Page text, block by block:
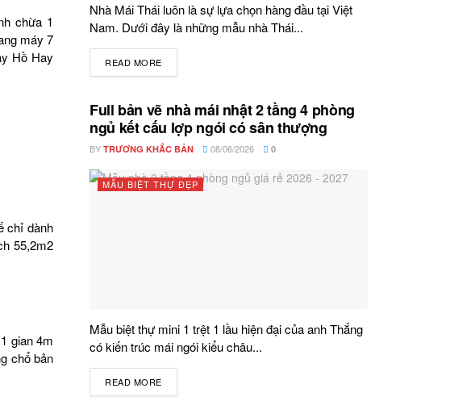
chừa 1
máy 7
Hồ Hay
chỉ dành
55,2m2
gian 4m
chổ bản
Nhà Mái Thái luôn là sự lựa chọn hàng đầu tại Việt
Nam. Dưới đây là những mẫu nhà Thái...
READ MORE
Full bản vẽ nhà mái nhật 2 tầng 4 phòng
ngủ kết cấu lợp ngói có sân thượng
BY TRƯƠNG KHẮC BẢN 08/06/2026 0
MẪU BIỆT THỰ ĐẸP
Mẫu biệt thự mini 1 trệt 1 lầu hiện đại của anh Thắng
có kiến trúc mái ngói kiểu châu...
READ MORE